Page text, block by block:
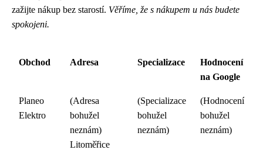
zažijte nákup bez starostí. Věříme, že s nákupem u nás budete
spokojeni.
Obchod Adresa Specializace
Hodnocení
na Google
Planeo
Elektro
(Adresa
bohužel
neznám)
Litoměřice
(Specializace
bohužel
neznám)
(Hodnocení
bohužel
neznám)